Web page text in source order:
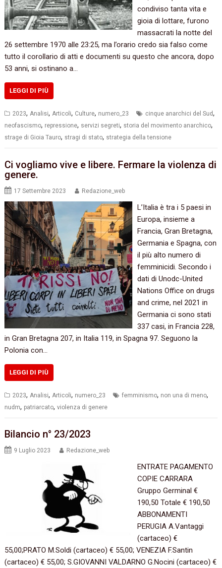
condiviso tanta vita e
gioia di lottare, furono
massacrati la notte del
26 settembre 1970 alle 23:25, ma l’orario credo sia falso come
tutto il corollario di atti e documenti su questo che ancora, dopo
53 anni, si ostinano a…
LEGGI DI PIÙ
2023,Analisi,Articoli, Culture, numero_23 cinque anarchici del Sud,
neofascismo, repressione, servizi segreti, storia del movimento anarchico,
strage di Gioia Tauro, stragi di stato, strategia della tensione
Ci vogliamo vive e libere. Fermare la violenza di
genere.
17 Settembre 2023 Redazione_web
L’Italia è tra i 5 paesi in
Europa, insieme a
Francia, Gran Bretagna,
Germania e Spagna, con
il più alto numero di
femminicidi. Secondo i
dati di Unodc-United
Nations Office on drugs
and crime, nel 2021 in
Germania ci sono stati
337 casi, in Francia 228,
in Gran Bretagna 207, in Italia 119, in Spagna 97. Seguono la
Polonia con…
LEGGI DI PIÙ
2023, Analisi, Articoli, numero_23 femminismo, non una di meno,
nudm, patriarcato,violenza di genere
Bilancio n° 23/2023
9 Luglio 2023 Redazione_web
ENTRATE PAGAMENTO
COPIE CARRARA
Gruppo Germinal €
190,50 Totale € 190,50
ABBONAMENTI
PERUGIA A.Vantaggi
(cartaceo) €
55,00;PRATO M.Soldi (cartaceo) € 55,00; VENEZIA F.Santin
(cartaceo) € 55,00; S.GIOVANNI VALDARNO G.Nocini (cartaceo) €